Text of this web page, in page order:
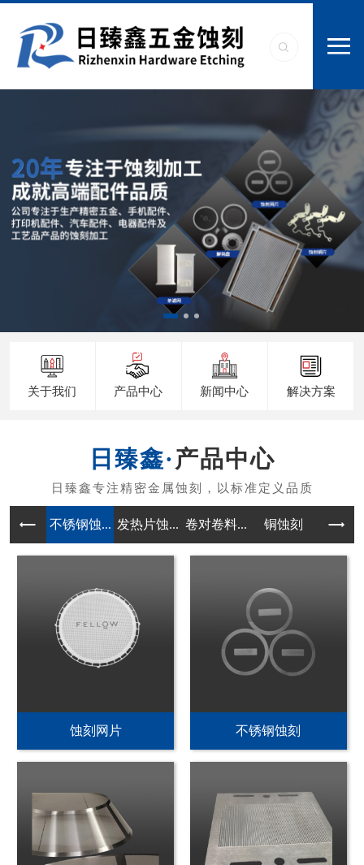
关于我们 产品中心 新闻中心 解决方案
产品中心
不锈钢蚀... 发热片蚀... 卷对卷料... 铜蚀刻
PI发热片蚀刻 不锈钢加热片蚀刻